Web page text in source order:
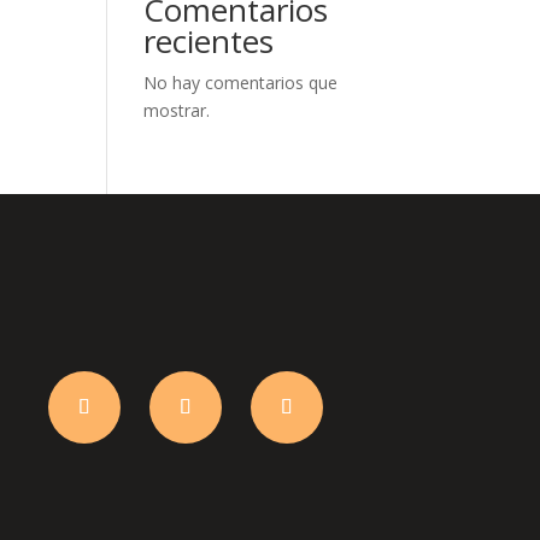
Comentarios
recientes
No hay comentarios que
mostrar.